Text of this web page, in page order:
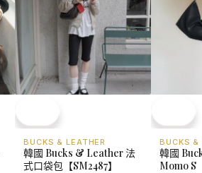
BUCKS & LEATHER
韓國 Bucks & Leather 法
式口袋包【SM2487】
BUCKS &
韓國
Momo S